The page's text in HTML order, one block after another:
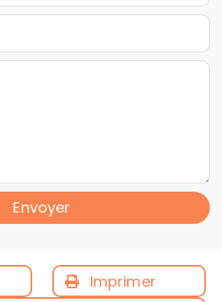
Envoyer
Imprimer